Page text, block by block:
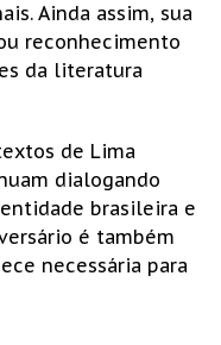
Ainda assim, sua
reconhecimento
da literatura
de Lima
dialogando
brasileira e
é também
necessária para